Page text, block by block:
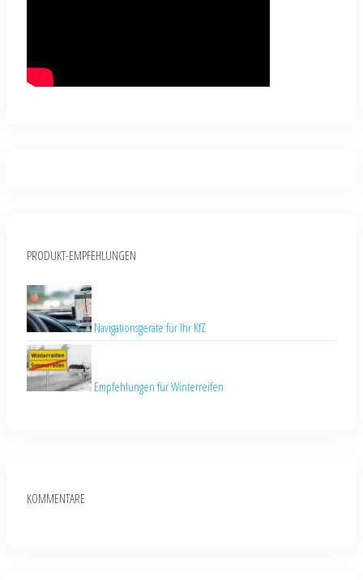
PRODUKT-EMPFEHLUNGEN
Navigationsgeräte für Ihr KfZ
Empfehlungen für Winterreifen
KOMMENTARE